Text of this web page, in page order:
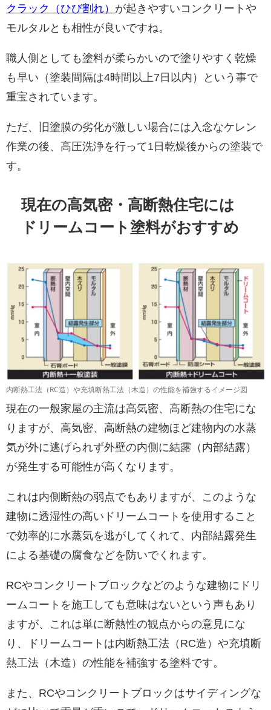
クラック（ひび割れ） が起きやすいコンクリートや
モルタルとも相性が良いですね。
職人側としても塗料が柔らかいので塗りやすく乾燥
も早い（塗装間隔は4時間以上7日以内）という事で
重宝されています。
ただ、旧塗膜の劣化が激しい場合には入念なケレン
作業の後、高圧洗浄を行って1日乾燥後からの塗装で
す。
現在の高気密・高断熱住宅には
ドリームコート塗料がおすすめ
内断熱工法（RC造）や充填断熱工法（木造）の性能を補強するイメージ図
現在の一般家屋の主流は高気密、高断熱の住宅にな
りますが、高気密、高断熱の建物ほど建物内の水蒸
気が外に逃げられず外壁の内側に結露（内部結露）
が発生する可能性が高くなります。
これは内側断熱の弱点でもありますが、このような
建物に透湿性の高いドリームコートを使用すること
で効率的に水蒸気を逃がしてくれて、内部結露発生
による基礎の腐食などを防いでくれます。
RCやコンクリートブロックなどのような建物にドリ
ームコートを施工しても意味はないという声もあり
ますが、これは単に断熱性の観点からの意見にな
り、ドリームコートは内断熱工法（RC造）や充填断
熱工法（木造）の性能を補強する塗料です。
また、RCやコンクリートブロックはサイディングな